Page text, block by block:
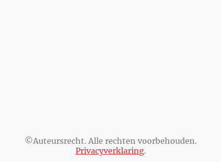
©Auteursrecht. Alle rechten voorbehouden.
Privacyverklaring.